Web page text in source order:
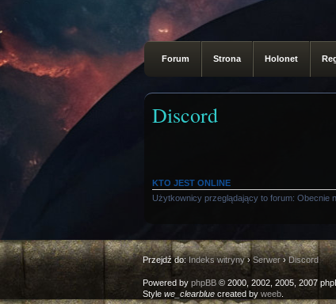
Forum Strona Holonet
Discord
KTO JEST ONLINE
Użytkownicy przeglądający to forum: Obecnie
Przejdź do:Indeks witryny› Serwer›Discord
Powered by phpBB© 2000, 2002, 2005, 2007
Style we_clearbluecreated by weeb.